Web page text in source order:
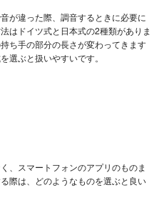
が違った際、調音するときに必要に
はドイツ式と日本式の2種類がありま
ち手の部分の長さが変わってきます
選ぶと扱いやすいです。
、スマートフォンのアプリのものま
際は、どのようなものを選ぶと良い